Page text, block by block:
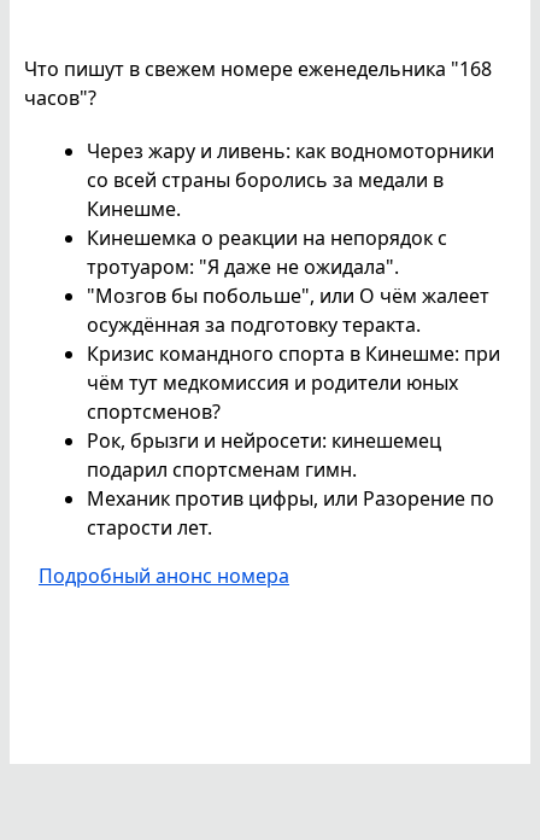
Что пишут в свежем номере еженедельника "168
часов"?
Через жару и ливень: как водномоторники
со всей страны боролись за медали в
Кинешме.
Кинешемка о реакции на непорядок с
тротуаром: "Я даже не ожидала".
"Мозгов бы побольше", или О чём жалеет
осуждённая за подготовку теракта.
Кризис командного спорта в Кинешме: при
чём тут медкомиссия и родители юных
спортсменов?
Рок, брызги и нейросети: кинешемец
подарил спортсменам гимн.
Механик против цифры, или Разорение по
старости лет.
Подробный анонс номера